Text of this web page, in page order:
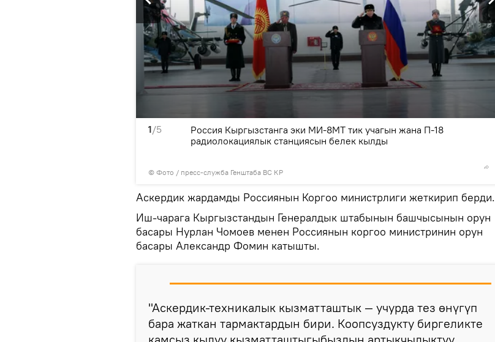
1/5
© Фото / пресс-служба Генштаба ВС КР
Россия Кыргызстанга эки МИ-8МТ тик учагын жана П-18
радиолокациялык станциясын белек кылды
Аскердик жардамды Россиянын Коргоо министрлиги жеткирип берди.
Иш-чарага Кыргызстандын Генералдык штабынын башчысынын орун
басары Нурлан Чомоев менен Россиянын коргоо министринин орун
басары Александр Фомин катышты.
"Аскердик-техникалык кызматташтык — учурда тез өнүгүп
бара жаткан тармактардын бири. Коопсуздукту биргеликте